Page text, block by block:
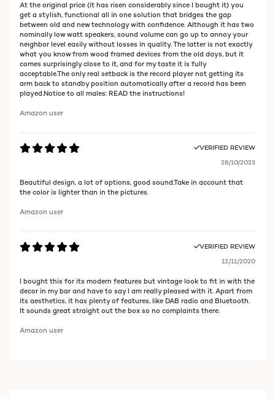
At the original price (it has risen considerably since I bought it) you
get a stylish, functional all in one solution that bridges the gap
between old and new technology with confidence. Although it has two
nominally low watt speakers, sound volume can go up to annoy your
neighbor level easily without losses in quality. The latter is not exactly
what you know from wood framed devices from the old days, but it
comes surprisingly close to it, and for my taste it is fully
acceptable.The only real setback is the record player not getting its
arm back to standby position automatically after a record has been
played.Notice to all males: READ the instructions!
Amazon user
VERIFIED REVIEW
28/10/2023
Beautiful design, a lot of options, good sound.Take in account that
the color is lighter than in the pictures.
Amazon user
VERIFIED REVIEW
12/11/2020
I bought this for its modern features but vintage look to fit in with the
decor in my bar and have to say I am really pleased with it. Apart from
its aesthetics, it has plenty of features, like DAB radio and Bluetooth.
It sounds great straight out the box so no complaints there.
Amazon user